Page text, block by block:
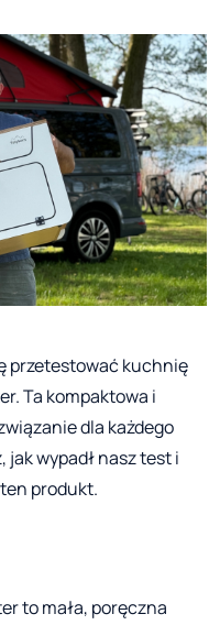
przetestować kuchnię
Ta kompaktowa i
dla każdego
wypadł nasz test i
produkt.
to mała, poręczna